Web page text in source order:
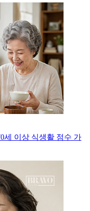
세 이상 식생활 점수 가